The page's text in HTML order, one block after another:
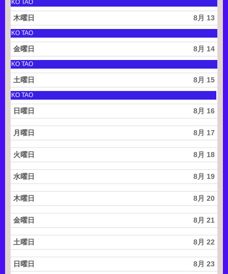
0
2
6
8
h
2
0
2
6
曜
日,
8
月
8
h
2
0
2
6
KO TAO
木曜日 8月 13
土
曜
日,
8
月
8
h
2
0
KO TAO
金曜日 8月 14
土
曜
日,
8
月
8
h
2
2
6
KO TAO
土曜日 8月 15
土
曜
日,
8
月
t
h
2
0
2
6
KO TAO
日曜日 8月 16
月曜日 8月 17
火曜日 8月 18
水曜日 8月 19
木曜日 8月 20
金曜日 8月 21
土曜日 8月 22
日曜日 8月 23